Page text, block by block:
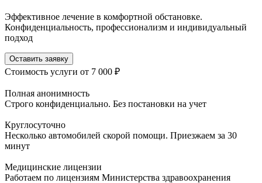
Эффективное лечение в комфортной обстановке.
Конфиденциальность, профессионализм и индивидуальный
подход
Оставить заявку
Стоимость услуги от 7 000 ₽
Полная анонимность
Строго конфиденциально. Без постановки на учет
Круглосуточно
Несколько автомобилей скорой помощи. Приезжаем за 30
минут
Медицинские лицензии
Работаем по лицензиям Министерства здравоохранения